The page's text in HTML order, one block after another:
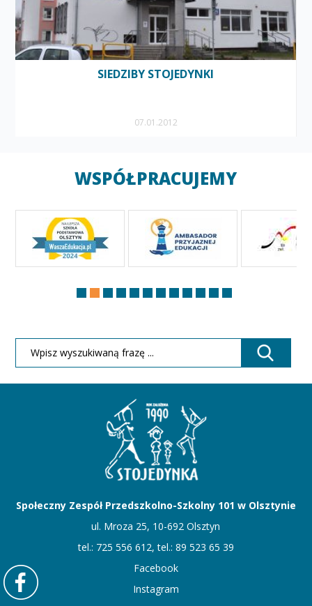
SIEDZIBY STOJEDYNKI
07.01.2012
WSPÓŁPRACUJEMY
Społeczny Zespół Przedszkolno-Szkolny 101 w Olsztynie
ul. Mroza 25, 10-692 Olsztyn
tel.: 725 556 612, tel.: 89 523 65 39
Facebook
Instagram